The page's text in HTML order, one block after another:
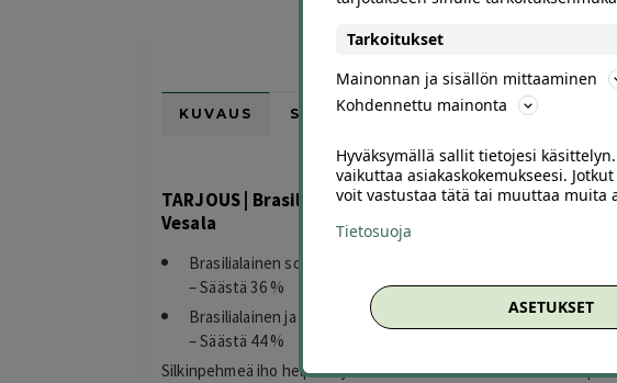
KUVAUS SIJAINTI KARTALLA ARVIOT (3)
TARJOUS | Brasilialainen ja halutessa kainaloiden
Vesala
Brasilialainen sokerointi 29 € (arvo 45 € )
– Säästä 36 %
Brasilialainen ja kainaloiden sekä säärien sokerointi 45 € (arvo
– Säästä 44 %
Silkinpehmeä iho helposti ja hellävaraisesti – valitse sinulle
Tarkoitukset
Mainonnan ja sisällön mittaaminen
Kohdennettu mainonta
Hyväksymällä sallit tietojesi
vaikuttaa asiakaskokemukseesi.
voit vastustaa tätä tai muuttaa muita
Tietosuoja
ASETUKSET